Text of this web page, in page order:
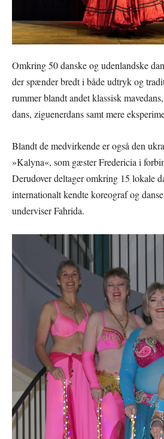
Omkring 50 danske og udenlandske
der spænder bredt i både udtryk og
rummer blandt andet klassisk
dans, ziguenerdans samt mere
Blandt de medvirkende er også den
»Kalyna«, som gæster Fredericia i
Derudover deltager omkring 15 lokale
internationalt kendte koreograf og
underviser Fahrida.